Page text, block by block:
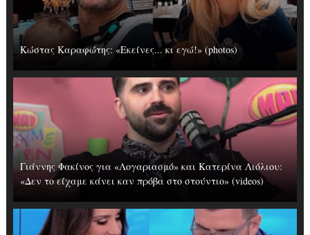
Κώστας Καραφώτης: «Εκείνες... κι εγώ!» (photos)
Γιάννης Φακίνος για «Λογαριασμό» και Κατερίνα Λιόλιου:
«Δεν το είχαμε κάνει καν πρόβα στο στούντιο» (videos)